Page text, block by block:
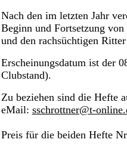
Nach den im letzten Jahr
Beginn und Fortsetzung
und den rachsüchtigen
Erscheinungsdatum ist der
Clubstand).
Zu beziehen sind die Hefte
eMail: sschrottner@t-
Preis für die beiden Hefte